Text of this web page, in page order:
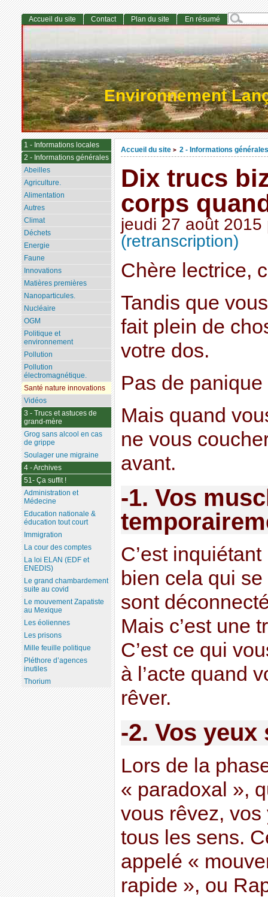
Environnement
Accueil du site > 2 - Informations générales
Dix trucs
corps
jeudi 27 août 2015
(retranscription)
Chère lectrice,
Tandis que
fait plein de
votre dos.
Pas de panique
Mais quand
ne vous
avant.
-1. Vos
C’est
bien cela qui
sont
Mais c’est une
C’est ce qui
à l’acte quand
rêver.
-2. Vos
Lors de la
« paradoxal »,
vous rêvez,
tous les sens.
appelé «
rapide », ou
Accueil du site Contact Plan du site En résumé
1 - Informations locales
2 - Informations générales
Abeilles
Agriculture.
Alimentation
Autres
Climat
Déchets
Energie
Faune
Innovations
Matières premières
Nanoparticules.
Nucléaire
OGM
Politique et
environnement
Pollution
Pollution
électromagnétique.
Santé nature innovations
Vidéos
3 - Trucs et astuces de
grand-mère
Grog sans alcool en cas
de grippe
Soulager une migraine
4 - Archives
51- Ça suffit !
Administration et
Médecine
Education nationale &
éducation tout court
Immigration
La cour des comptes
La loi ELAN (EDF et
ENEDIS)
Le grand chambardement
suite au covid
Le mouvement Zapatiste
au Mexique
Les éoliennes
Les prisons
Mille feuille politique
Pléthore d’agences
inutiles
Thorium